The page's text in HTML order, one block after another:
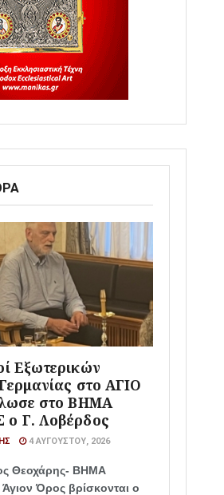
Εξωτερικών
στο ΑΓΙΟ
στο ΒΗΜΑ
Γ. Λοβέρδος
4 ΑΥΓΟΎΣΤΟΥ, 2026
Θεοχάρης- ΒΗΜΑ
Όρος βρίσκονται ο